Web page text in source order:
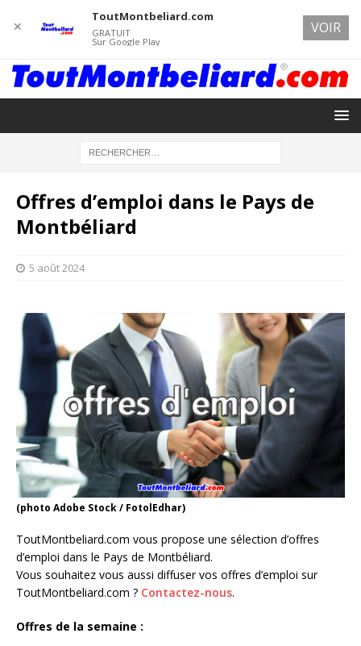
Offres d’emploi dans le Pays de
Montbéliard
5 août 2024
(photo Adobe Stock / FotolEdhar)
ToutMontbeliard.com vous propose une sélection d’offres
d’emploi dans le Pays de Montbéliard.
Vous souhaitez vous aussi diffuser vos offres d’emploi sur
ToutMontbeliard.com ? Contactez-nous.
Offres de la semaine :
✕
ToutMontbeliard.com
GRATUIT
Sur Google Play
VOIR